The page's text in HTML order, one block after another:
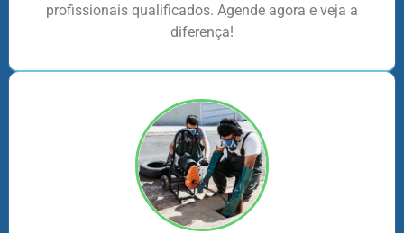
profissionais qualificados. Agende agora e veja a
diferença!